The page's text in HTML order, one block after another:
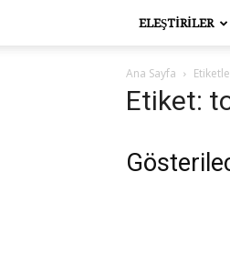
ELEŞTİRİLER
Ana Sayfa
Etiket: